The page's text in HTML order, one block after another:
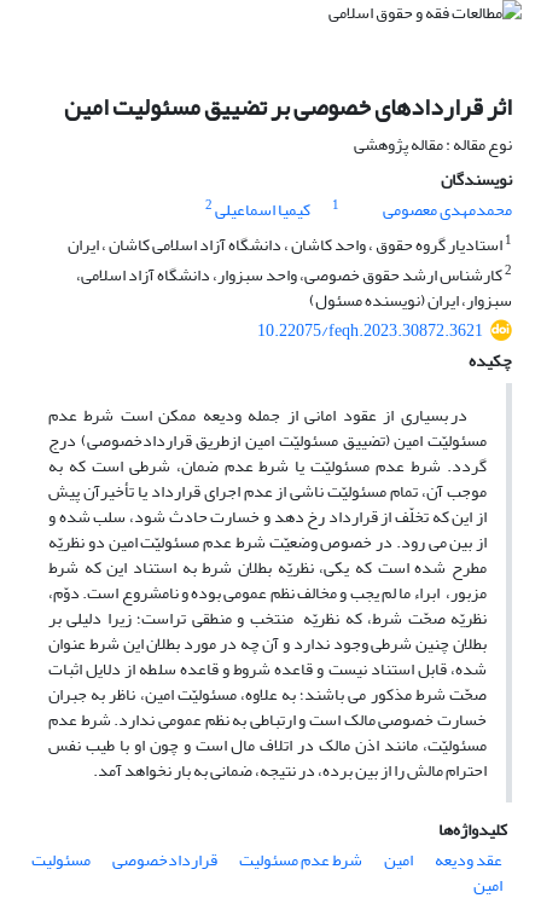
اثر قراردادهای خصوصی بر تضییق مسئولیت امین
نوع مقاله : مقاله پژوهشی
نویسندگان
محمدمهدی معصومی
1 کیمیا اسماعیلی2
1استادیار گروه حقوق ، واحد کاشان ، دانشگاه آزاد اسلامی کاشان ، ایران
2کارشناس ارشد حقوق خصوصی، واحد سبزوار، دانشگاه آزاد اسلامی،
سبزوار، ایران (نویسنده مسئول)
10.22075/feqh.2023.30872.3621
چکیده
در بسیاری از عقود امانی از جمله ودیعه ممکن است شرط عدم
مسئولیّت امین (تضییق مسئولیّت امین ازطریق قراردادخصوصی) درج
گردد. شرط عدم مسئولیّت یا شرط عدم ضمان، شرطی است که به
موجب آن، تمام مسئولیّت ناشی از عدم اجرای قرارداد یا تأخیرآن پیش
از این که تخلّف از قرارداد رخ دهد و خسارت حادث شود، سلب شده و
از بین می رود. در خصوص وضعیّت شرط عدم مسئولیّت امین دو نظریّه
مطرح شده است که یکی، نظریّه بطلان شرط به استناد این که شرط
مزبور، ابراء ما لم یجب و مخالف نظم عمومی بوده و نامشروع است. دوّم،
نظریّه صحّت شرط، که نظریّه منتخب و منطقی تراست؛ زیرا دلیلی بر
بطلان چنین شرطی وجود ندارد و آن چه در مورد بطلان این شرط عنوان
شده، قابل استناد نیست و قاعده شروط و قاعده سلطه از دلایل اثبات
صحّت شرط مذکور می باشند؛ به علاوه، مسئولیّت امین، ناظر به جبران
خسارت خصوصی مالک است و ارتباطی به نظم عمومی ندارد. شرط عدم
مسئولیّت، مانند اذن مالک در اتلاف مال است و چون او با طیب نفس
احترام مالش را از بین برده، در نتیجه، ضمانی به بار نخواهد آمد.
کلیدواژه‌ها
عقد ودیعه
امین شرط عدم مسئولیت قراردادخصوصی مسئولیت
امین